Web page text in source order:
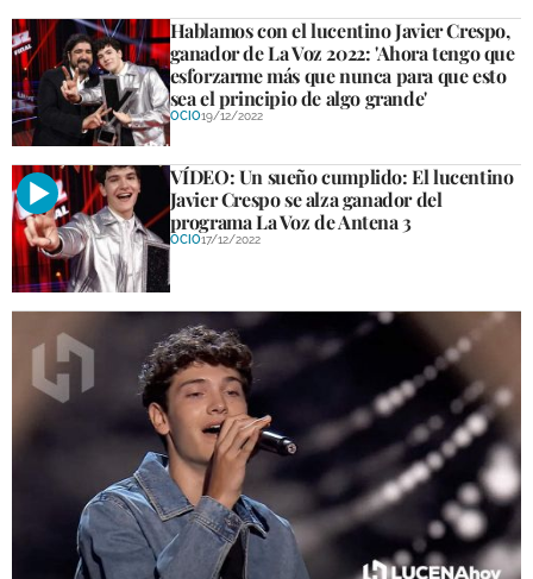
Hablamos con el lucentino Javier Crespo,
ganador de La Voz 2022: 'Ahora tengo que
esforzarme más que nunca para que esto
sea el principio de algo grande'
OCIO19/12/2022
VÍDEO: Un sueño cumplido: El lucentino
Javier Crespo se alza ganador del
programa La Voz de Antena 3
OCIO17/12/2022